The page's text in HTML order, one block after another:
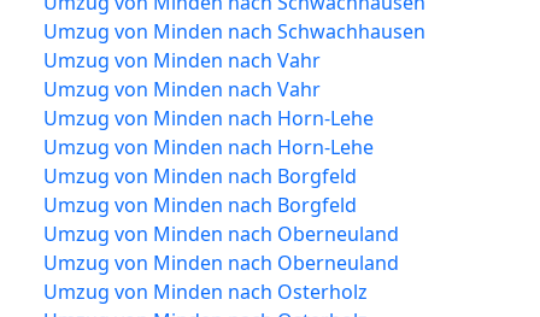
Umzug von Minden nach Schwachhausen
Umzug von Minden nach Vahr
Umzug von Minden nach Vahr
Umzug von Minden nach Horn-Lehe
Umzug von Minden nach Horn-Lehe
Umzug von Minden nach Borgfeld
Umzug von Minden nach Borgfeld
Umzug von Minden nach Oberneuland
Umzug von Minden nach Oberneuland
Umzug von Minden nach Osterholz